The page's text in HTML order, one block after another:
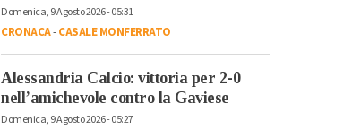
Domenica, 9 Agosto 2026 - 05:31
CRONACA-CASALE MONFERRATO
Alessandria Calcio: vittoria per 2-0
nell’amichevole contro la Gaviese
Domenica, 9 Agosto 2026 - 05:27